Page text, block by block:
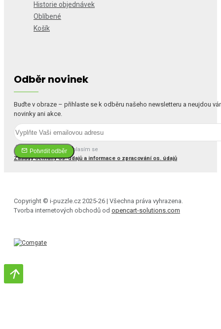
Historie objednávek
Oblíbené
Košík
Odběr novinek
Buďte v obraze – přihlaste se k odběru našeho newsletteru a neujdou
novinky ani akce.
Potvrdit odběr
Četl(a) jsem a souhlasím se
Zásady ochrany os. údajů a informace o zpracování os. údajů
Copyright © i-puzzle.cz 2025-26 | Všechna práva vyhrazena.
Tvorba internetových obchodů od opencart-solutions.com